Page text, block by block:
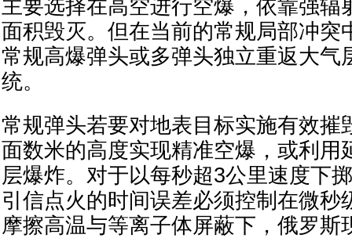
主要选择在高空进行空爆，依靠强辐
面积毁灭。但在当前的常规局部冲突
常规高爆弹头或多弹头独立重返大气
统。
常规弹头若要对地表目标实施有效摧
面数米的高度实现精准空爆，或利用
层爆炸。对于以每秒超3公里速度下
引信点火的时间误差必须控制在微秒
摩擦高温与等离子体屏蔽下，俄罗斯